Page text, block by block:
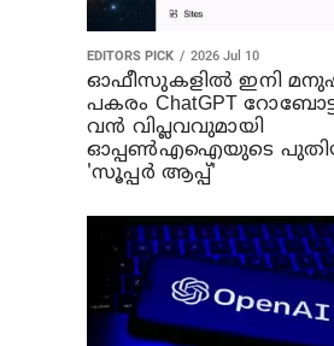
EDITORS PICK 2026 Jul 10
ഓഫീസുകളിൽ ഇനി
പകരം ChatGPT
വൻ വിപ്ലവവുമായി
ഓപ്പൺഎഐയുടെ
'സൂപ്പർ ആപ്പ്'